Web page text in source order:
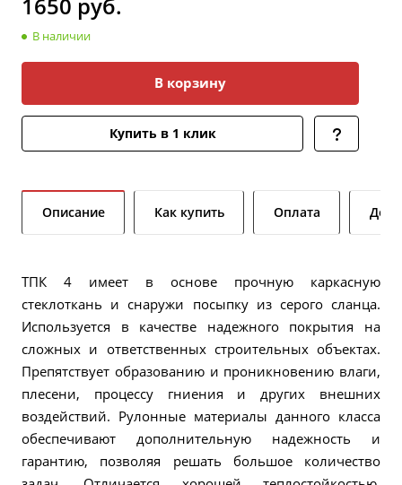
В наличии
В корзину
Купить в 1 клик
Описание Как купить Оплата
ТПК 4 имеет в основе прочную каркасную
стеклоткань и снаружи посыпку из серого сланца.
Используется в качестве надежного покрытия на
сложных и ответственных строительных объектах.
Препятствует образованию и проникновению влаги,
плесени, процессу гниения и других внешних
воздействий. Рулонные материалы данного класса
обеспечивают дополнительную надежность и
гарантию, позволяя решать большое количество